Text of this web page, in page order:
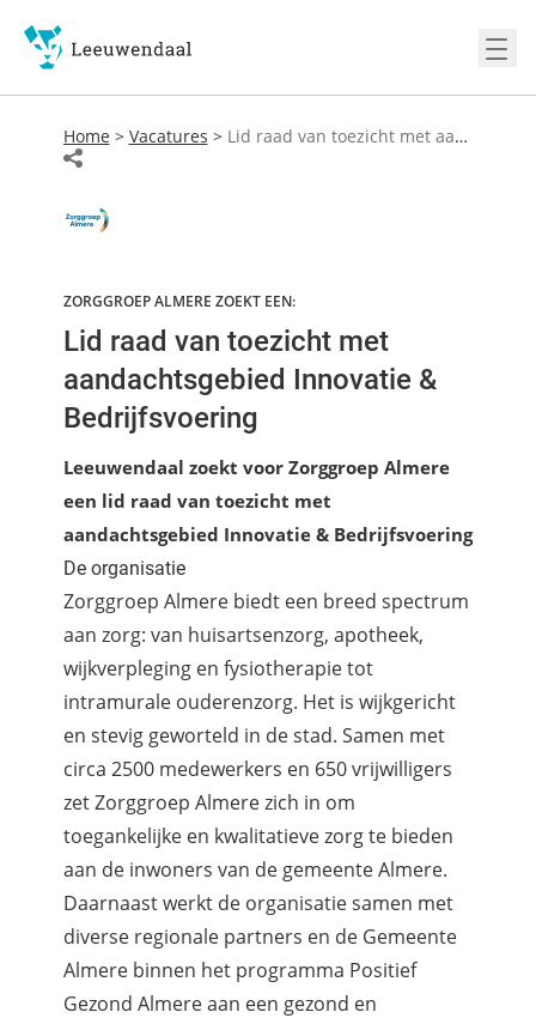
Home > Vacatures > Lid raad van toezicht met aandachtsgebied Innovatie & Bedrijfsvoering
ZORGGROEP ALMERE ZOEKT EEN:
Lid raad van toezicht met
aandachtsgebied Innovatie &
Bedrijfsvoering
Leeuwendaal zoekt voor Zorggroep Almere
een lid raad van toezicht met
aandachtsgebied Innovatie & Bedrijfsvoering
De organisatie
Zorggroep Almere biedt een breed spectrum
aan zorg: van huisartsenzorg, apotheek,
wijkverpleging en fysiotherapie tot
intramurale ouderenzorg. Het is wijkgericht
en stevig geworteld in de stad. Samen met
circa 2500 medewerkers en 650 vrijwilligers
zet Zorggroep Almere zich in om
toegankelijke en kwalitatieve zorg te bieden
aan de inwoners van de gemeente Almere.
Daarnaast werkt de organisatie samen met
diverse regionale partners en de Gemeente
Almere binnen het programma Positief
Gezond Almere aan een gezond en